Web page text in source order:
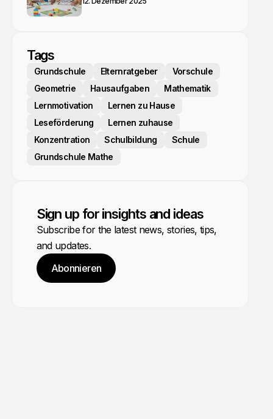
Tags
Grundschule Elternratgeber
Vorschule
Geometrie
Hausaufgaben
Mathematik
Lernmotivation
Lernen zu Hause
Leseförderung
Lernen zuhause
Konzentration
Schulbildung
Schule
Grundschule Mathe
Sign up for insights and ideas
Subscribe for the latest news, stories, tips,
and updates.
Abonnieren